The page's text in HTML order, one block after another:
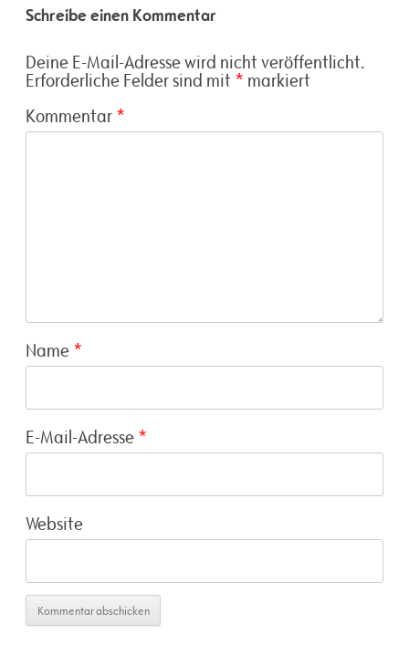
Schreibe einen Kommentar
Deine E-Mail-Adresse wird nicht veröffentlicht.
Erforderliche Felder sind mit * markiert
Kommentar *
Name *
E-Mail-Adresse *
Website